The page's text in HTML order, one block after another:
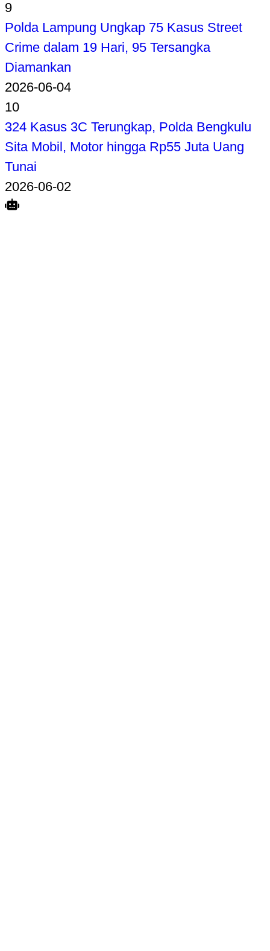
9
Polda Lampung Ungkap 75 Kasus Street
Crime dalam 19 Hari, 95 Tersangka
Diamankan
2026-06-04
10
324 Kasus 3C Terungkap, Polda Bengkulu
Sita Mobil, Motor hingga Rp55 Juta Uang
Tunai
2026-06-02